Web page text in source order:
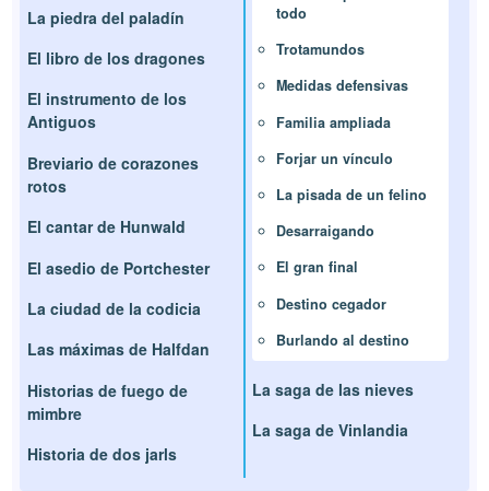
La piedra del paladín
El libro de los dragones
El instrumento de los
Antiguos
Breviario de corazones
rotos
El cantar de Hunwald
El asedio de Portchester
La ciudad de la codicia
Las máximas de Halfdan
Historias de fuego de
mimbre
Historia de dos jarls
todo
Trotamundos
Medidas defensivas
Familia ampliada
Forjar un vínculo
La pisada de un felino
Desarraigando
El gran final
Destino cegador
Burlando al destino
La saga de las nieves
La saga de Vinlandia